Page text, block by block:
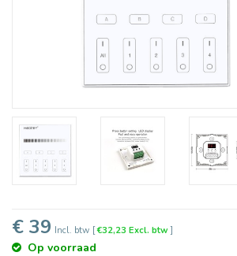
€ 39 Incl. btw [€32,23 Excl. btw]
Op voorraad